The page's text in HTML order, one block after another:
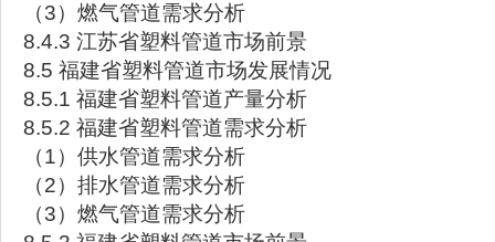
（3）燃气管道需求分析
8.4.3 江苏省塑料管道市场前景
8.5 福建省塑料管道市场发展情况
8.5.1 福建省塑料管道产量分析
8.5.2 福建省塑料管道需求分析
（1）供水管道需求分析
（2）排水管道需求分析
（3）燃气管道需求分析